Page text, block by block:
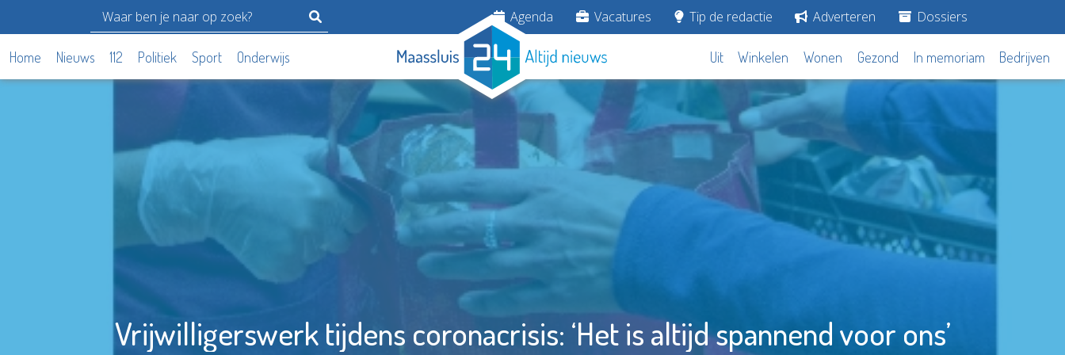
Agenda Vacatures Tip de redactie Adverteren Dossiers
Home Nieuws 112 Politiek Sport Onderwijs Uit Winkelen Wonen Gezond In memoriam Bedrijven
Vrijwilligerswerk tijdens coronacrisis: ‘Het is altijd spannend voor ons’